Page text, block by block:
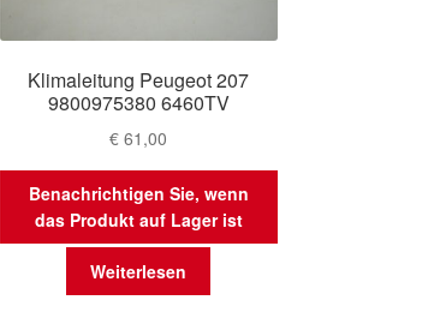
Klimaleitung Peugeot 207
9800975380 6460TV
€ 61,00
Benachrichtigen Sie, wenn
das Produkt auf Lager ist
Weiterlesen